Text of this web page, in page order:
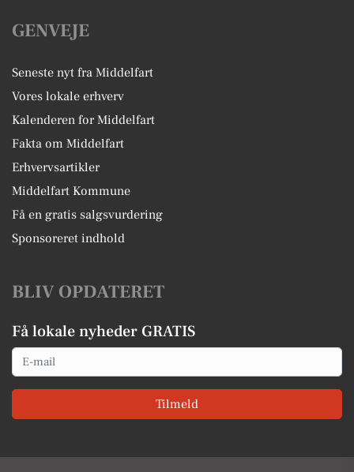
GENVEJE
Seneste nyt fra Middelfart
Vores lokale erhverv
Kalenderen for Middelfart
Fakta om Middelfart
Erhvervsartikler
Middelfart Kommune
Få en gratis salgsvurdering
Sponsoreret indhold
BLIV OPDATERET
Få lokale nyheder GRATIS
Email
Tilmeld